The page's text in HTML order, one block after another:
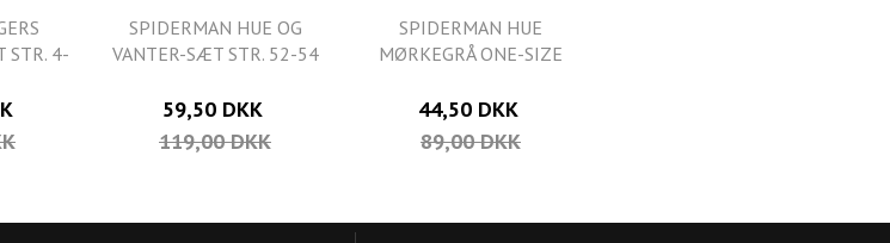
STR. 4-
SPIDERMAN HUE OG
VANTER-SÆT STR. 52-54
59,50 DKK
119,00 DKK
SPIDERMAN HUE
MØRKEGRÅ ONE-SIZE
44,50 DKK
89,00 DKK